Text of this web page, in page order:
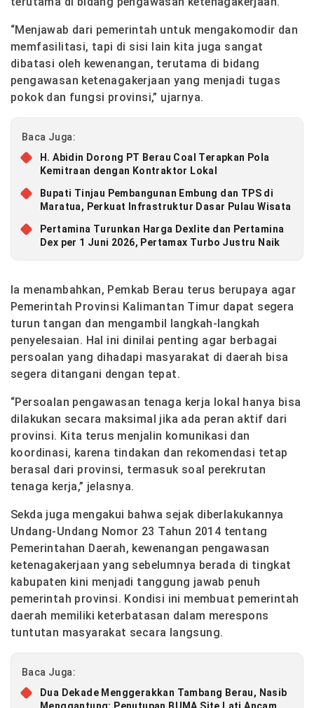
“Menjawab dari pemerintah untuk mengakomodir dan
memfasilitasi, tapi di sisi lain kita juga sangat
dibatasi oleh kewenangan, terutama di bidang
pengawasan ketenagakerjaan yang menjadi tugas
pokok dan fungsi provinsi,” ujarnya.
Baca Juga:
H. Abidin Dorong PT Berau Coal Terapkan Pola
Kemitraan dengan Kontraktor Lokal
Bupati Tinjau Pembangunan Embung dan TPS di
Maratua, Perkuat Infrastruktur Dasar Pulau Wisata
Pertamina Turunkan Harga Dexlite dan Pertamina
Dex per 1 Juni 2026, Pertamax Turbo Justru Naik
Ia menambahkan, Pemkab Berau terus berupaya agar
Pemerintah Provinsi Kalimantan Timur dapat segera
turun tangan dan mengambil langkah-langkah
penyelesaian. Hal ini dinilai penting agar berbagai
persoalan yang dihadapi masyarakat di daerah bisa
segera ditangani dengan tepat.
“Persoalan pengawasan tenaga kerja lokal hanya bisa
dilakukan secara maksimal jika ada peran aktif dari
provinsi. Kita terus menjalin komunikasi dan
koordinasi, karena tindakan dan rekomendasi tetap
berasal dari provinsi, termasuk soal perekrutan
tenaga kerja,” jelasnya.
Sekda juga mengakui bahwa sejak diberlakukannya
Undang-Undang Nomor 23 Tahun 2014 tentang
Pemerintahan Daerah, kewenangan pengawasan
ketenagakerjaan yang sebelumnya berada di tingkat
kabupaten kini menjadi tanggung jawab penuh
pemerintah provinsi. Kondisi ini membuat pemerintah
daerah memiliki keterbatasan dalam merespons
tuntutan masyarakat secara langsung.
Baca Juga:
Dua Dekade Menggerakkan Tambang Berau, Nasib